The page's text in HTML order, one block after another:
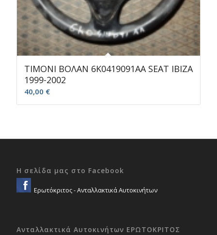
ΤΙΜΟΝΙ ΒΟΛΑΝ 6K0419091AA SEAT IBIZA
1999-2002
40,00 €
Η σελίδα μας στο Facebook
Ερωτόκριτος - Ανταλλακτικά Αυτοκινήτων
Ανταλλακτικά Αυτοκινήτων ΕΡΩΤΟΚΡΙΤΟΣ